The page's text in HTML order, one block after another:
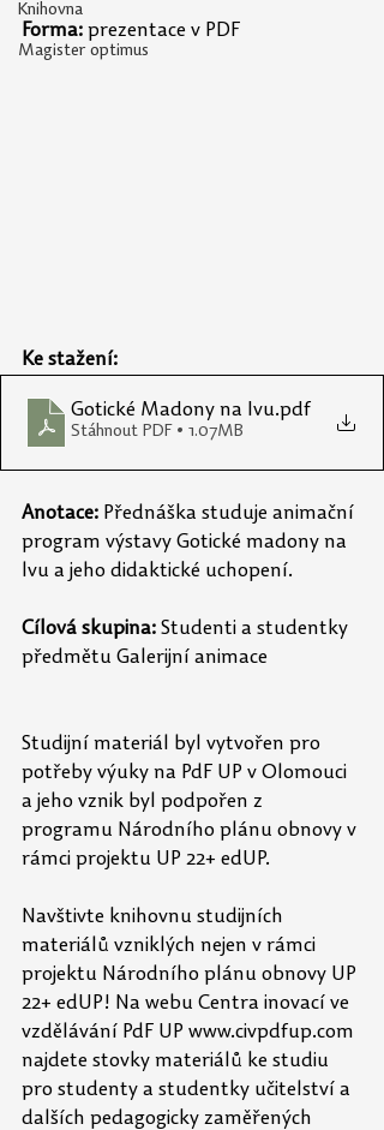
Knihovna
Magister optimus
Forma: prezentace v PDF
Ke stažení:
Gotické Madony na lvu.pdf
Stáhnout PDF • 1.07MB
Anotace: Přednáška studuje animační
program výstavy Gotické madony na
lvu a jeho didaktické uchopení.
Cílová skupina: Studenti a studentky
předmětu Galerijní animace
Studijní materiál byl vytvořen pro
potřeby výuky na PdF UP v Olomouci
a jeho vznik byl podpořen z
programu Národního plánu obnovy v
rámci projektu UP 22+ edUP.
Navštivte knihovnu studijních
materiálů vzniklých nejen v rámci
projektu Národního plánu obnovy UP
22+ edUP! Na webu Centra inovací ve
vzdělávání PdF UP www.civpdfup.com
najdete stovky materiálů ke studiu
pro studenty a studentky učitelství a
dalších pedagogicky zaměřených